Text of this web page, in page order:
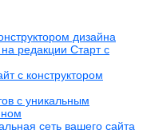
дизайна
редакции Старт с
с конструктором
с уникальным
сеть вашего сайта